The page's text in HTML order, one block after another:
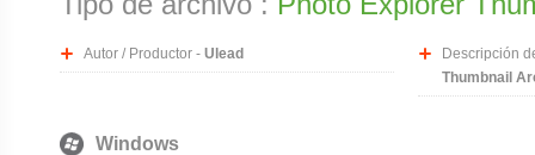
Autor / Productor - Ulead
Descripción
Thumbnail
Windows